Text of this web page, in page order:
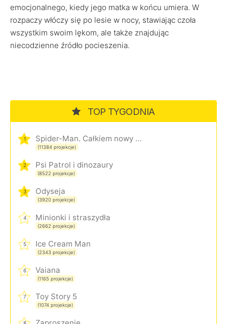
emocjonalnego, kiedy jego matka w końcu umiera. W
rozpaczy włóczy się po lesie w nocy, stawiając czoła
wszystkim swoim lękom, ale także znajdując
niecodzienne źródło pocieszenia.
TOP TYGODNIA
1 Spider-Man. Całkiem nowy dzień
(11384 projekcje)
2 Psi Patrol i dinozaury
(8522 projekcje)
3 Odyseja
(3920 projekcje)
4 Minionki i straszydła
(2662 projekcje)
5 Ice Cream Man
(2343 projekcje)
6 Vaiana
(1165 projekcje)
7 Toy Story 5
(1074 projekcje)